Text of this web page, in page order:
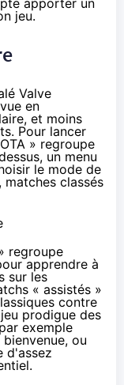
apporter un
jeu.
Valve
en
et moins
Pour lancer
» regroupe
un menu
le mode de
matches classés
regroupe
apprendre à
sur les
« assistés »
contre
prodigue des
exemple
ou
d'assez